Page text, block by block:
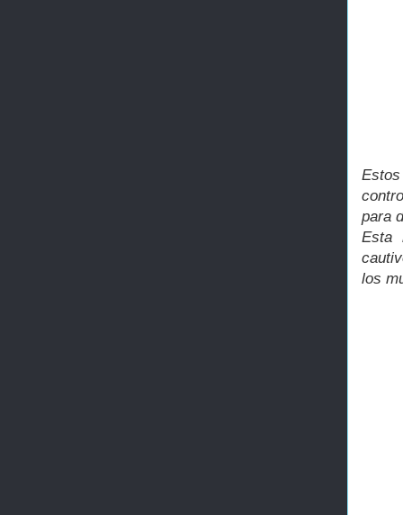
para
Esta
los